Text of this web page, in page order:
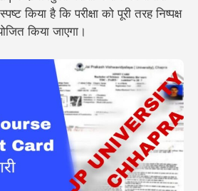
किया है कि परीक्षा को पूरी तरहनिष्पक्ष
किया जाएगा।